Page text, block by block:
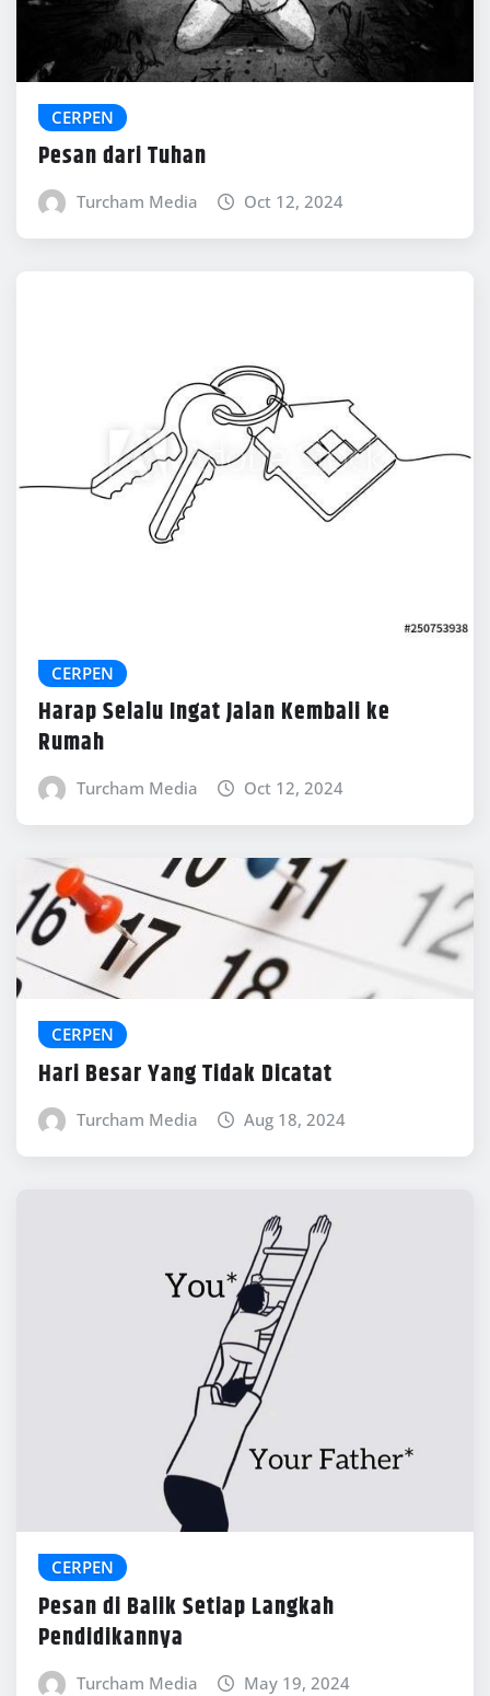
CERPEN
Pesan dari Tuhan
Turcham Media Oct 12, 2024
CERPEN
Harap Selalu Ingat Jalan Kembali ke
Rumah
Turcham Media Oct 12, 2024
CERPEN
Hari Besar Yang Tidak Dicatat
Turcham Media Aug 18, 2024
CERPEN
Pesan di Balik Setiap Langkah
Pendidikannya
Turcham Media May 19, 2024